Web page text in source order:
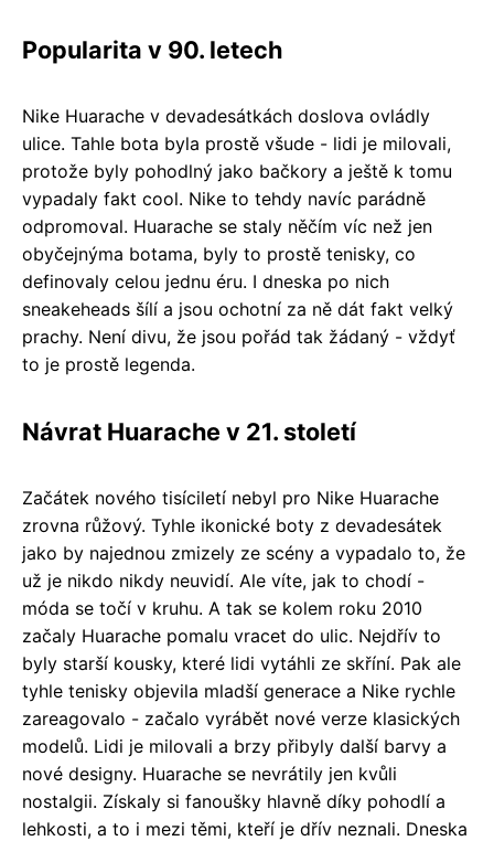
Popularita v 90. letech
Nike Huarache v devadesátkách doslova ovládly
ulice. Tahle bota byla prostě všude - lidi je milovali,
protože byly pohodlný jako bačkory a ještě k tomu
vypadaly fakt cool. Nike to tehdy navíc parádně
odpromoval. Huarache se staly něčím víc než jen
obyčejnýma botama, byly to prostě tenisky, co
definovaly celou jednu éru. I dneska po nich
sneakeheads šílí a jsou ochotní za ně dát fakt velký
prachy. Není divu, že jsou pořád tak žádaný - vždyť
to je prostě legenda.
Návrat Huarache v 21. století
Začátek nového tisíciletí nebyl pro Nike Huarache
zrovna růžový. Tyhle ikonické boty z devadesátek
jako by najednou zmizely ze scény a vypadalo to, že
už je nikdo nikdy neuvidí. Ale víte, jak to chodí -
móda se točí v kruhu. A tak se kolem roku 2010
začaly Huarache pomalu vracet do ulic. Nejdřív to
byly starší kousky, které lidi vytáhli ze skříní. Pak ale
tyhle tenisky objevila mladší generace a Nike rychle
zareagovalo - začalo vyrábět nové verze klasických
modelů. Lidi je milovali a brzy přibyly další barvy a
nové designy. Huarache se nevrátily jen kvůli
nostalgii. Získaly si fanoušky hlavně díky pohodlí a
lehkosti, a to i mezi těmi, kteří je dřív neznali. Dneska